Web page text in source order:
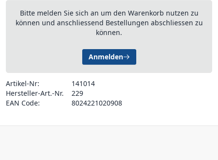
Bitte melden Sie sich an um den Warenkorb nutzen zu
können und anschliessend Bestellungen abschliessen zu
können.
Anmelden
Artikel-Nr:
141014
Hersteller-Art.-Nr.
229
EAN Code:
8024221020908